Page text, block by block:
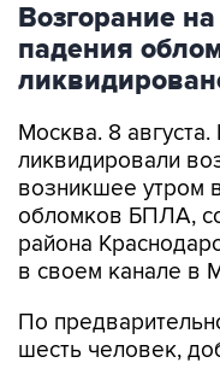
Возгорание
падения
Москва. 8
ликвидировали
возникшее утром
обломков БПЛА,
района
в своем канале в
По
шесть человек,